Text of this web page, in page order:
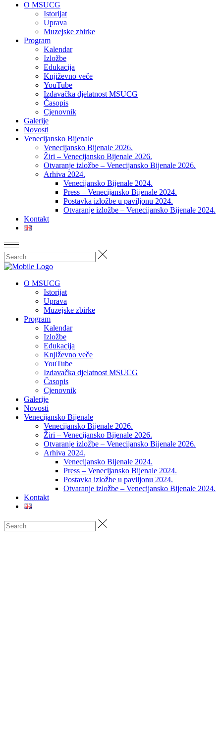
O MSUCG
Istorijat
Uprava
Muzejske zbirke
Program
Kalendar
Izložbe
Edukacija
Književno veče
YouTube
Izdavačka djelatnost MSUCG
Časopis
Cjenovnik
Galerije
Novosti
Venecijansko Bijenale
Venecijansko Bijenale 2026.
Žiri – Venecijansko Bijenale 2026.
Otvaranje izložbe – Venecijansko Bijenale 2026.
Arhiva 2024.
Venecijansko Bijenale 2024.
Press – Venecijansko Bijenale 2024.
Postavka izložbe u paviljonu 2024.
Otvaranje izložbe – Venecijansko Bijenale 2024.
Kontakt
O MSUCG
Istorijat
Uprava
Muzejske zbirke
Program
Kalendar
Izložbe
Edukacija
Književno veče
YouTube
Izdavačka djelatnost MSUCG
Časopis
Cjenovnik
Galerije
Novosti
Venecijansko Bijenale
Venecijansko Bijenale 2026.
Žiri – Venecijansko Bijenale 2026.
Otvaranje izložbe – Venecijansko Bijenale 2026.
Arhiva 2024.
Venecijansko Bijenale 2024.
Press – Venecijansko Bijenale 2024.
Postavka izložbe u paviljonu 2024.
Otvaranje izložbe – Venecijansko Bijenale 2024.
Kontakt